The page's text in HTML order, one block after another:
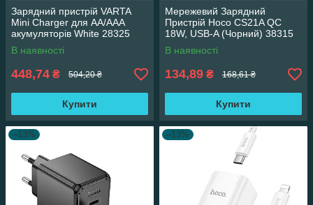
Зарядний пристрій VARTA
Mini Charger для АА/ААА
акумуляторів White 28325
В наявності
448,74 ₴ 504,20 ₴
Купити
Мережевий Зарядний
Пристрій Hoco CS21A QC
18W, USB-A (Чорний) 38315
В наявності
134,89 ₴ 168,61 ₴
Купити
–13% –13%